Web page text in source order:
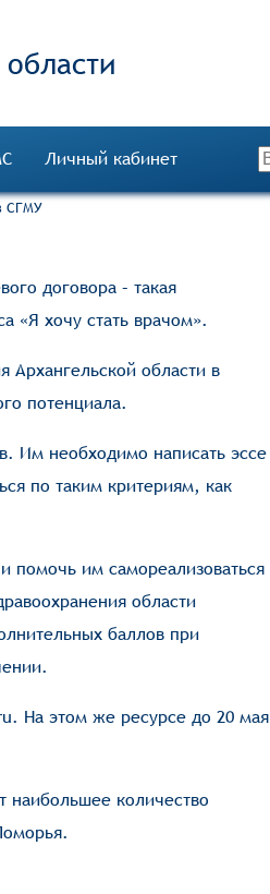
Личный кабинет
СГМУ
договора – такая
«Я хочу стать врачом».
Архангельской области в
потенциала.
Им необходимо написать эссе
по таким критериям, как
помочь им самореализоваться
области
баллов при
. На этом же ресурсе до 20 мая
наибольшее количество